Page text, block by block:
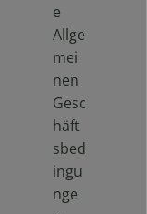
e
Allge
mei
nen
Gesc
häft
sbed
ingu
nge